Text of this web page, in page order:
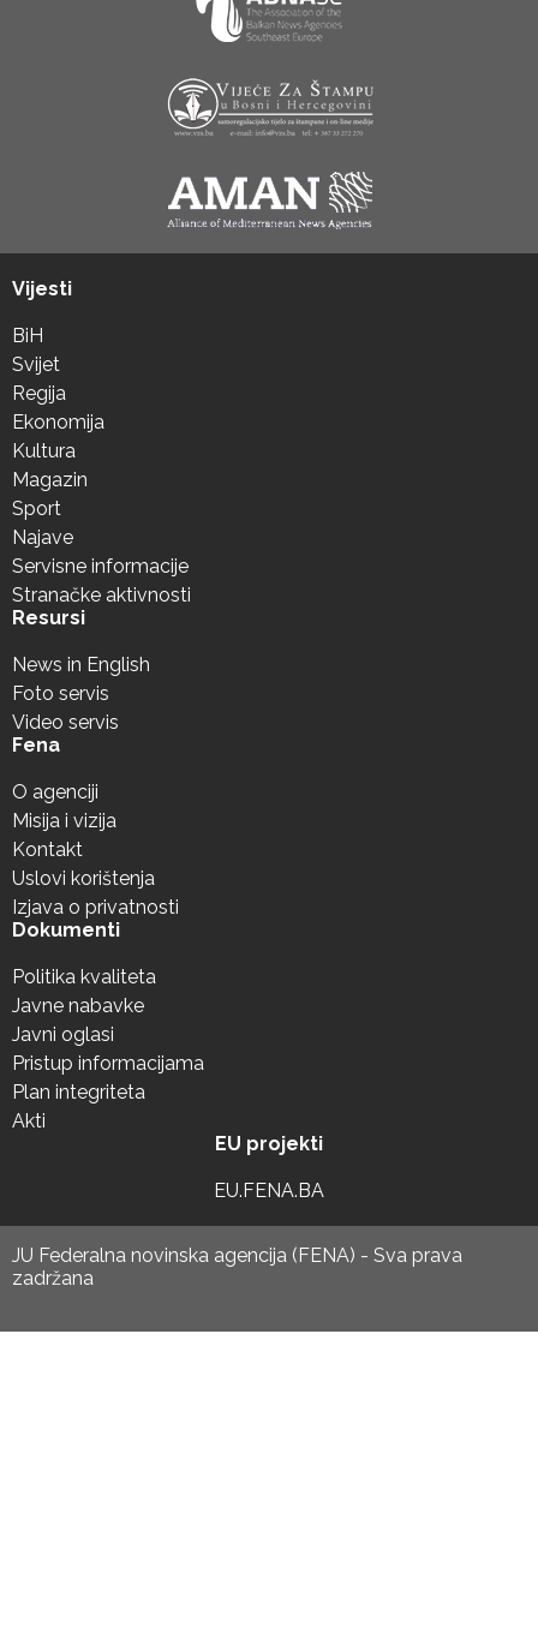
Vijesti
BiH
Svijet
Regija
Ekonomija
Kultura
Magazin
Sport
Najave
Servisne informacije
Stranačke aktivnosti
Resursi
News in English
Foto servis
Video servis
Fena
O agenciji
Misija i vizija
Kontakt
Uslovi korištenja
Izjava o privatnosti
Dokumenti
Politika kvaliteta
Javne nabavke
Javni oglasi
Pristup informacijama
Plan integriteta
Akti
EU projekti
EU.FENA.BA
JU Federalna novinska agencija (FENA) - Sva prava
zadržana